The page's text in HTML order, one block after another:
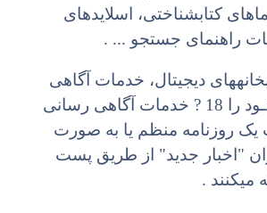
کتابشناختی، اسلایدهای
راهنمای جستجو ... .
دیجیتال، خدمات آگاهی
را 18
? خدمات آگاهی رسانی
روزنامه منظم یا به صورت
"اخبار جدید" از طریق پست
میکنند .